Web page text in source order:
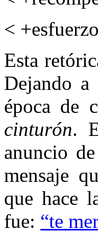
<
Esta
Dejando a
época de
cinturón.
anuncio de
mensaje
que hace
fue: “te